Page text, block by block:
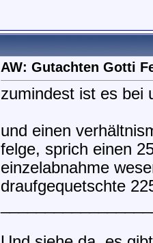
AW: Gutachten Gotti
zumindest ist es bei
und einen
felge, sprich einen
einzelabnahme
draufgequetschte